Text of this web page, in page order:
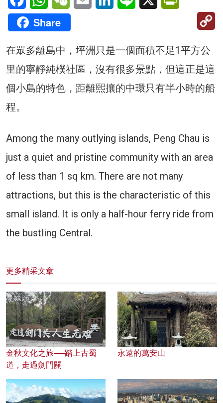
Share
在眾多離島中，坪洲只是一個面積不足1平方公
里的寧靜純樸社區，沒有很多景點，但這正是這
個小島的特色，距離熙攘的中環只有半小時的船
程。
Among the many outlying islands, Peng Chau is
just a quiet and pristine community with an area
of ​​less than 1 sq km. There are not many
attractions, but this is the characteristic of this
small island. It is only a half-hour ferry ride from
the bustling Central.
更多精采文章
金秋文化之旅──踏上古蜀
道，走過劍門關
永遠的萬安山